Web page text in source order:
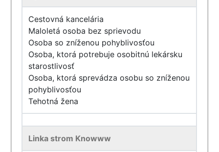
Cestovná kancelária
Maloletá osoba bez sprievodu
Osoba so zníženou pohyblivosťou
Osoba, ktorá potrebuje osobitnú lekársku
starostlivosť
Osoba, ktorá sprevádza osobu so zníženou
pohyblivosťou
Tehotná žena
Linka strom Knowww